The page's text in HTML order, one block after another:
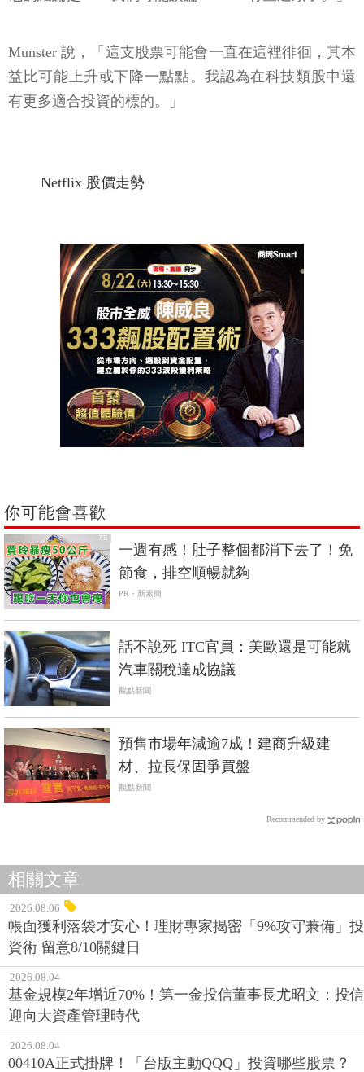
Munster 說，「這支股票可能會一直在這裡徘徊，其本
益比可能上升或下降一點點。我認為在科技類股中還
有更多適合投資的標的。」
Netflix 股價走勢
你可能會喜歡
PR
一週有感！肚子整個都消下去了！免
節食，排空順暢就夠
PR・新素簡
話不說死 ITC官員：美歐還是可能就
汽車關稅達成協議
觀點新聞
預售市場年減逾7成！建商升級建
材、拉長保固爭買盤
觀點新聞
Recommended by
相關文章
2026.08.06
帳面獲利落袋才安心！理財專家揭密「9%攻守兼備」投
資術 留意8/10關鍵日
2026.08.04
基金規模2年增近70%！第一金投信董事長尤昭文：投信
迎向大資產管理時代
2026.08.04
00410A正式掛牌！「台版主動QQQ」投資哪些股票？